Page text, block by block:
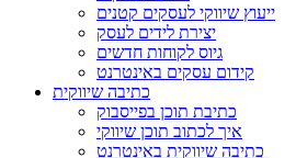
ייעוץ שיווקי לעסקים קטנים
יצירת לידים לעסק
גיוס לקוחות חדשים
קידום עסקים באינטרנט
כתיבה שיווקית
כתיבת תוכן בפייסבוק
איך לכתוב תוכן שיווקי
כתיבה שיווקית באינטרנט